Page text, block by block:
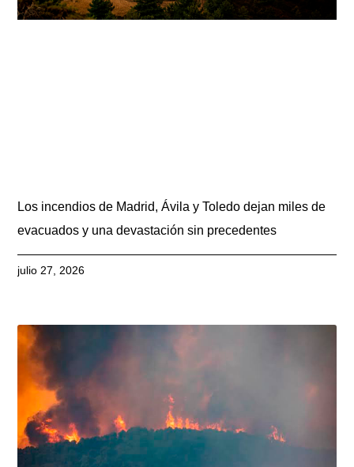
Los incendios de Madrid, Ávila y Toledo dejan miles de
evacuados y una devastación sin precedentes
julio 27, 2026